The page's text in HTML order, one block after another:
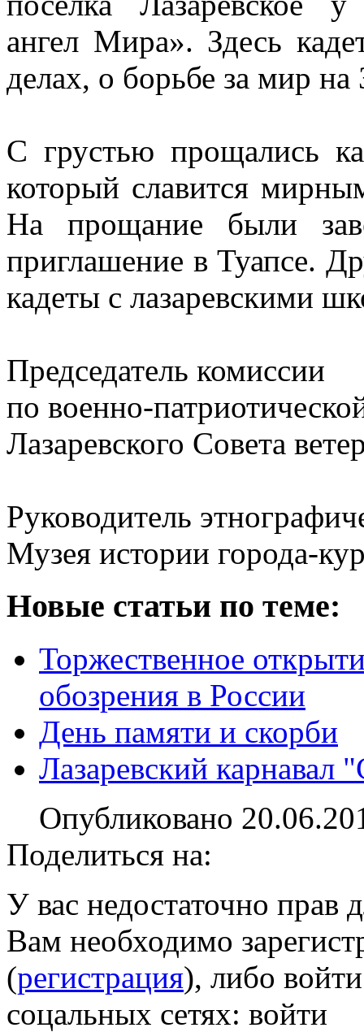
ангел Мира». Здесь
делах, о борьбе за мир на
С грустью прощались
который славится
На прощание были
приглашение в Туапсе.
кадеты с лазаревскими
Председатель комиссии
по военно-
Лазаревского Совета
Руководитель
Музея истории города-
Новые статьи по теме:
Торжественное
обозрения в России
День памяти и скорби
Лазаревский карнавал
Опубликовано
Поделиться на:
У вас недостаточно прав
Вам необходимо
(регистрация), либо
соцальных сетях: войти